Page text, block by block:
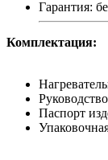
Гарантия:
Комплектация:
Паспорт